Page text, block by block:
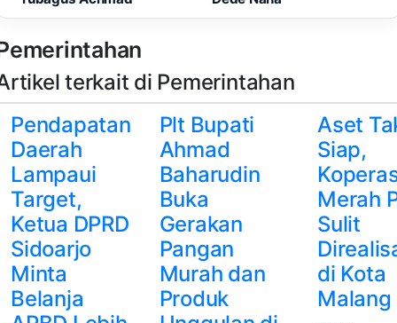
terkait di Pemerintahan
Pendapatan
Daerah
Lampaui
Target,
Ketua DPRD
Sidoarjo
Minta
Belanja
Plt Bupati
Ahmad
Baharudin
Buka
Gerakan
Pangan
Murah dan
Produk
Aset
Siap,
Merah
Sulit
di Kota
Malang